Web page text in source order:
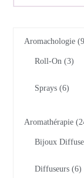
Aromachologie
Roll-On 3
Sprays 6
Aromathérapie
Bijoux
Diffuseurs 6